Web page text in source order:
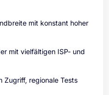
mit konstant hoher
mit vielfältigen ISP- und
Zugriff, regionale Tests